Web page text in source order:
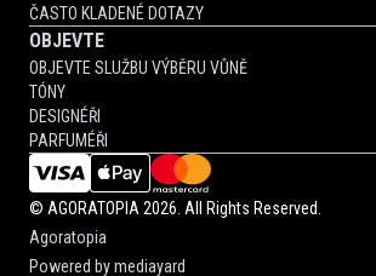
ČASTO KLADENÉ DOTAZY
OBJEVTE
OBJEVTE SLUŽBU VÝBĚRU VŮNĚ
TÓNY
DESIGNÉŘI
PARFUMÉŘI
© AGORATOPIA 2026. All Rights Reserved.
Agoratopia
Powered bymediayard